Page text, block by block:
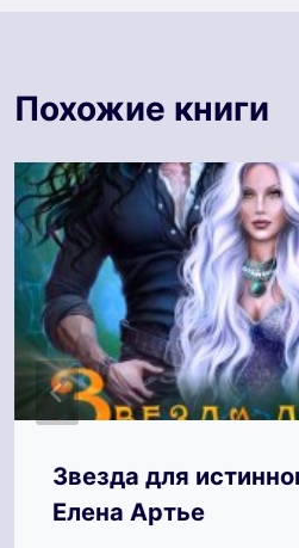
Похожие книги
Звезда для
Елена Артье